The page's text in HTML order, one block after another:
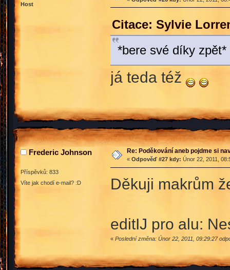
Host
Citace: Sylvie
*bere své díky
já teda též
Frederic Johnson
Příspěvků: 833
Víte jak chodí e-mail? :D
Re: Poděkování aneb pojdme si
« Odpověď #27 kdy: Únor 22, 2011,
Děkuji makrům
editIJ pro alu:
« Poslední změna: Únor 22, 2011, 09:29:27